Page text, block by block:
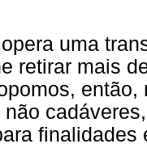
uma
retirar mais
não